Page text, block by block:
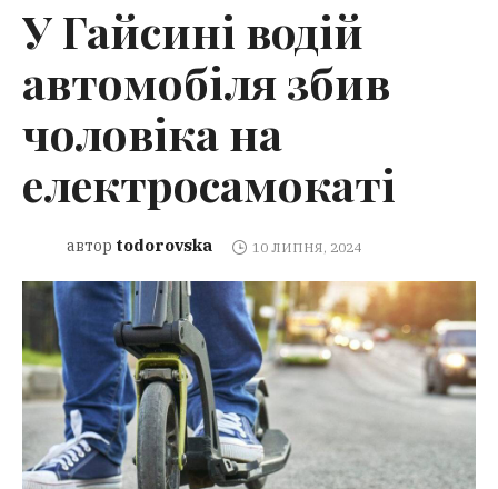
У Гайсині водій
автомобіля збив
чоловіка на
електросамокаті
автор todorovska 10 ЛИПНЯ, 2024